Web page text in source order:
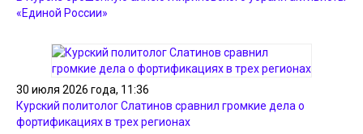
«Единой России»
30 июля 2026 года, 11:36
Курский политолог Слатинов сравнил громкие дела о
фортификациях в трех регионах